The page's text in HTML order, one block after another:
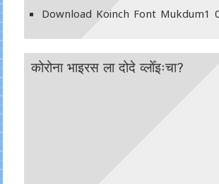
Download Koinch Font Mukdum1
कोरोना भाइरस ला दोदे व्लोँइःचा?